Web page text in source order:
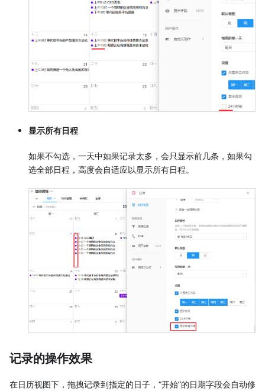
显示所有日程
如果不勾选，一天中如果记录太多，会只显示前几条，如果勾
选全部日程，高度会自适应以显示所有日程。
记录的操作效果
在日历视图下，拖拽记录到指定的日子，“开始”的日期字段会自动修